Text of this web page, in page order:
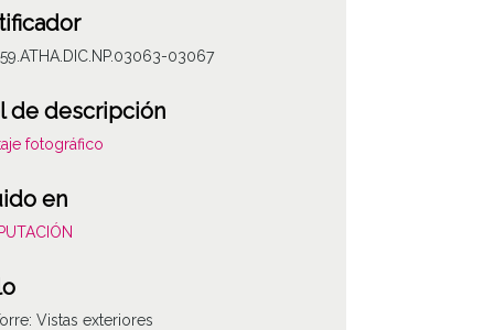
03067
de descripción
fotográfico
en
Vistas exteriores